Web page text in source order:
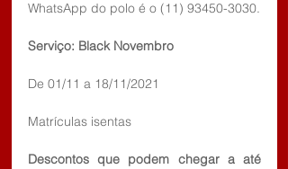
WhatsApp do polo é o (11) 93450-3030.
Serviço: Black Novembro
De 01/11 a 18/11/2021
Matrículas isentas
Descontos que podem chegar a até